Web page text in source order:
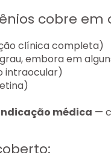
cobre
clínica completa)
embora em
intraocular)
médica —